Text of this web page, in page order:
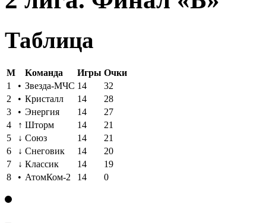
Таблица
M Kоманда Игры Oчки
1
• Звезда-МЧС 14
32
2
• Кристалл 14
28
3
• Энергия 14
27
4
↑ Шторм 14
21
5
↓ Союз 14
21
6
↓ Снеговик 14
20
7
↓ Классик 14
19
8
• АтомКом-2 14 0